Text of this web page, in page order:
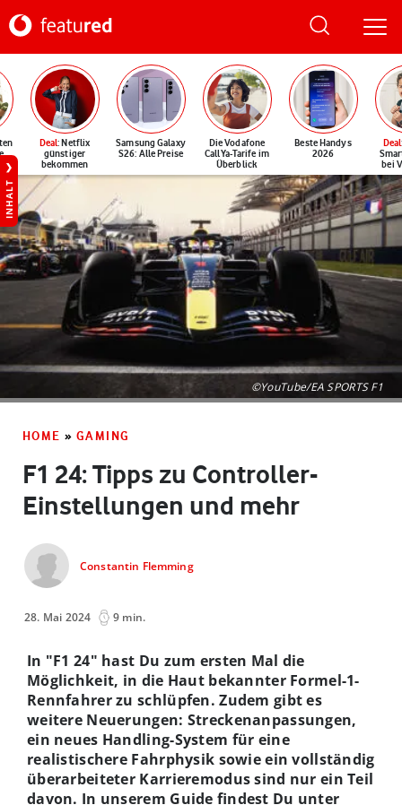
Deal: Netflix
günstiger
bekommen
Samsung Galaxy
S26: Alle Preise
Die Vodafone
CallYa-Tarife im
Überblick
Beste Handys
2026
Deal
bei
INHALT
©YouTube/EA SPORTS F1
HOME » GAMING
F1 24: Tipps zu Controller-
Einstellungen und mehr
Constantin Flemming
28. Mai 2024 9 min.
In "F1 24" hast Du zum ersten Mal die
Möglichkeit, in die Haut bekannter Formel-1-
Rennfahrer zu schlüpfen. Zudem gibt es
weitere Neuerungen: Streckenanpassungen,
ein neues Handling-System für eine
realistischere Fahrphysik sowie ein vollständig
überarbeiteter Karrieremodus sind nur ein Teil
davon. In unserem Guide findest Du unter